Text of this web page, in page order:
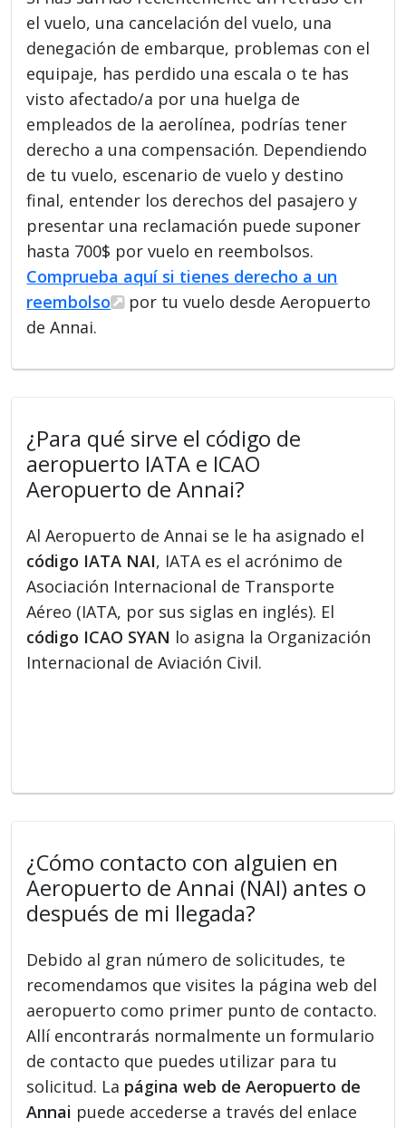
el vuelo, una cancelación del vuelo, una
denegación de embarque, problemas con el
equipaje, has perdido una escala o te has
visto afectado/a por una huelga de
empleados de la aerolínea, podrías tener
derecho a una compensación. Dependiendo
de tu vuelo, escenario de vuelo y destino
final, entender los derechos del pasajero y
presentar una reclamación puede suponer
hasta 700$ por vuelo en reembolsos.
Comprueba aquí si tienes derecho a un
reembolso
por tu vuelo desde Aeropuerto
de Annai.
¿Para qué sirve el código de
aeropuerto IATA e ICAO
Aeropuerto de Annai?
Al Aeropuerto de Annai se le ha asignado el
código IATA NAI, IATA es el acrónimo de
Asociación Internacional de Transporte
Aéreo (IATA, por sus siglas en inglés). El
código ICAO SYAN lo asigna la Organización
Internacional de Aviación Civil.
¿Cómo contacto con alguien en
Aeropuerto de Annai (NAI) antes o
después de mi llegada?
Debido al gran número de solicitudes, te
recomendamos que visites la página web del
aeropuerto como primer punto de contacto.
Allí encontrarás normalmente un formulario
de contacto que puedes utilizar para tu
solicitud. La página web de Aeropuerto de
Annai puede accederse a través del enlace